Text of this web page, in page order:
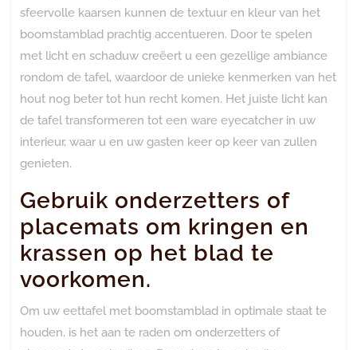
sfeervolle kaarsen kunnen de textuur en kleur van het
boomstamblad prachtig accentueren. Door te spelen
met licht en schaduw creëert u een gezellige ambiance
rondom de tafel, waardoor de unieke kenmerken van het
hout nog beter tot hun recht komen. Het juiste licht kan
de tafel transformeren tot een ware eyecatcher in uw
interieur, waar u en uw gasten keer op keer van zullen
genieten.
Gebruik onderzetters of
placemats om kringen en
krassen op het blad te
voorkomen.
Om uw eettafel met boomstamblad in optimale staat te
houden, is het aan te raden om onderzetters of